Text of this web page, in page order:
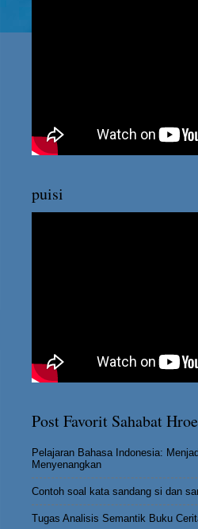
puisi
Post Favorit Sahabat
Pelajaran Bahasa Indonesia:
Menyenangkan
Contoh soal kata sandang si dan
Tugas Analisis Semantik Buku